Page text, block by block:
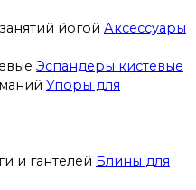
Аксессуары
Эспандеры кистевые
Упоры для
Блины для